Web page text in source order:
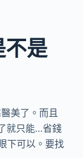
不是
美了。而且
就只能…省錢
下可以。要找